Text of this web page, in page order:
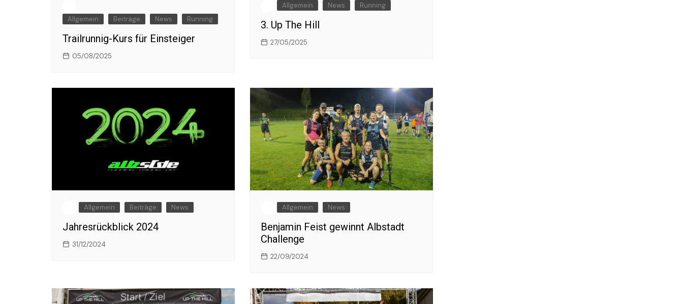
Allgemein Beiträge News Running
Trailrunnig-Kurs für Einsteiger
05/08/2025
Allgemein News Running
3. Up The Hill
27/05/2025
Allgemein Beiträge News
Jahresrückblick 2024
31/12/2024
Allgemein News
Benjamin Feist gewinnt Albstadt
Challenge
22/09/2024